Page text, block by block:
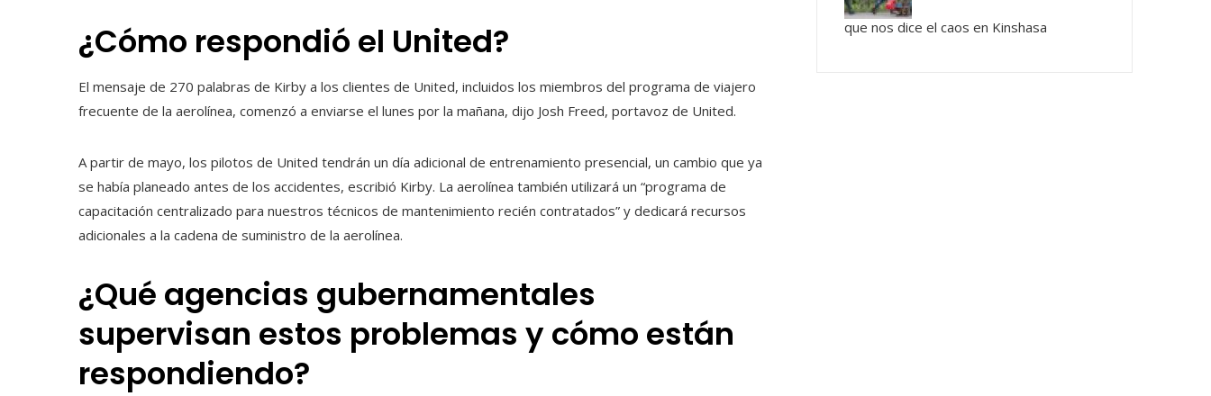
¿Cómo respondió el United?
El mensaje de 270 palabras de Kirby a los clientes de United, incluidos los miembros del programa de viajero
frecuente de la aerolínea, comenzó a enviarse el lunes por la mañana, dijo Josh Freed, portavoz de United.
A partir de mayo, los pilotos de United tendrán un día adicional de entrenamiento presencial, un cambio que ya
se había planeado antes de los accidentes, escribió Kirby. La aerolínea también utilizará un “programa de
capacitación centralizado para nuestros técnicos de mantenimiento recién contratados” y dedicará recursos
adicionales a la cadena de suministro de la aerolínea.
¿Qué agencias gubernamentales
supervisan estos problemas y cómo están
respondiendo?
que nos dice el caos en Kinshasa